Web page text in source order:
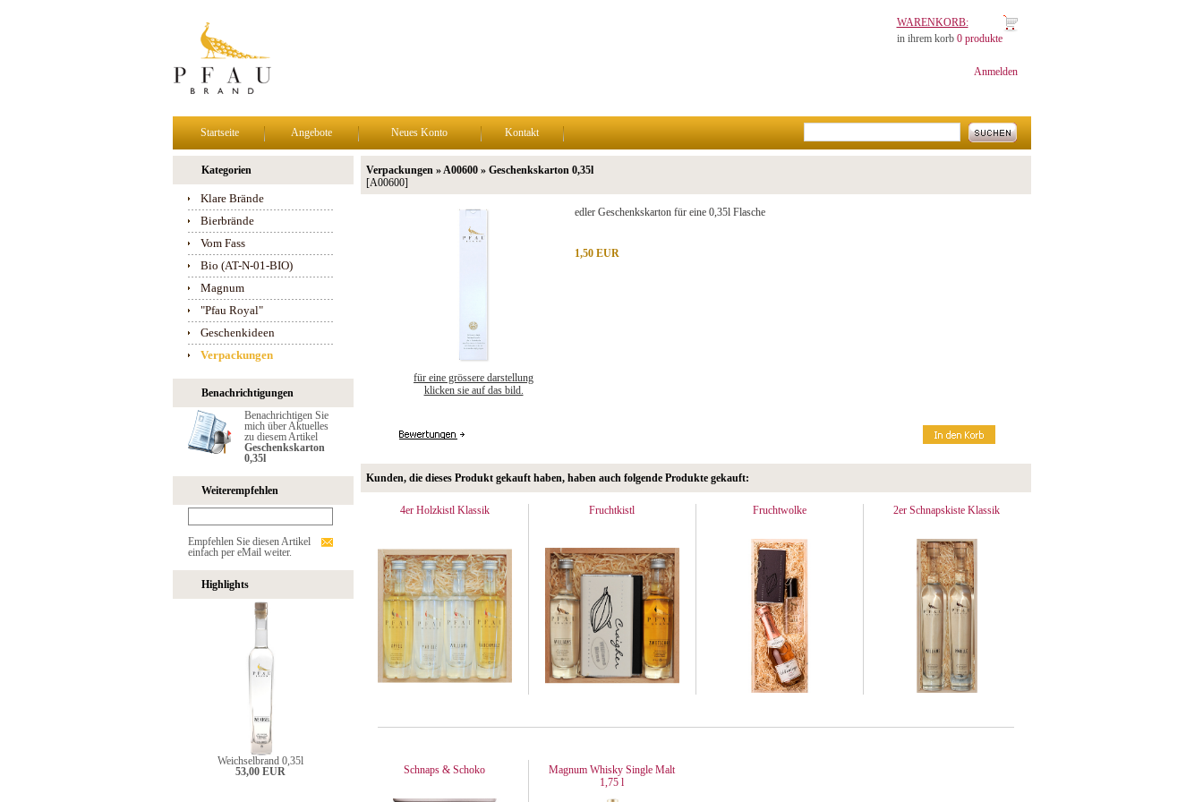
WARENKORB:
in ihrem korb 0 produkte
Anmelden
Startseite Angebote Neues Konto Kontakt
Kategorien
Klare Brände
Bierbrände
Vom Fass
Bio (AT-N-01-BIO)
Magnum
"Pfau Royal"
Geschenkideen
Verpackungen
Benachrichtigungen
Benachrichtigen Sie
mich über Aktuelles
zu diesem Artikel
Geschenkskarton
0,35l
Weiterempfehlen
Empfehlen Sie diesen Artikel
einfach per eMail weiter.
Highlights
Weichselbrand 0,35l
53,00 EUR
Verpackungen » A00600 » Geschenkskarton 0,35l
[A00600]
für eine grössere darstellung
klicken sie auf das bild.
edler Geschenkskarton für eine 0,35l Flasche
1,50 EUR
Kunden, die dieses Produkt gekauft haben, haben auch folgende Produkte gekauft:
4er Holzkistl Klassik Fruchtkistl Fruchtwolke 2er Schnapskiste Klassik
Schnaps & Schoko
Magnum Whisky Single Malt
1,75 l